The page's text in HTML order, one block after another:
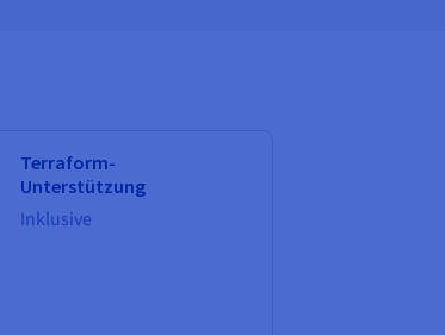
Terraform-
Unterstützung
Inklusive